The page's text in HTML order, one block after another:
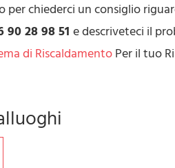
per chiederci un consiglio
90 28 98 51 e descriveteci il
di Riscaldamento Per il tuo